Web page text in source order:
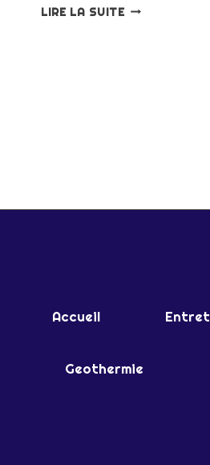
LIRE LA SUITELA
Accueil
Geothermie